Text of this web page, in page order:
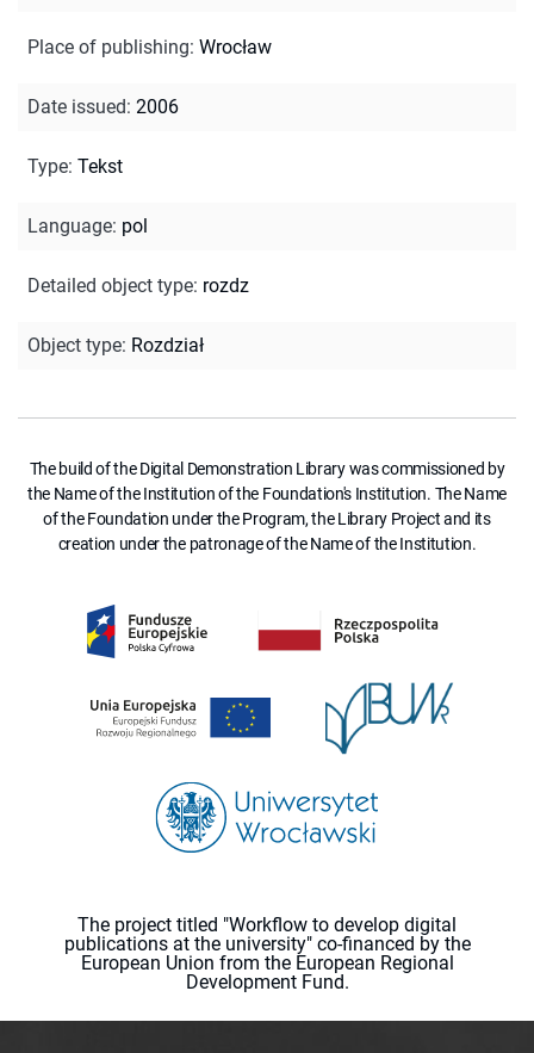
Place of publishing: Wrocław
Date issued: 2006
Type: Tekst
Language: pol
Detailed object type: rozdz
Object type: Rozdział
The build of the Digital Demonstration Library was commissioned by
the Name of the Institution of the Foundation's Institution. The Name
of the Foundation under the Program, the Library Project and its
creation under the patronage of the Name of the Institution.
The project titled "Workflow to develop digital
publications at the university" co-financed by the
European Union from the European Regional
Development Fund.